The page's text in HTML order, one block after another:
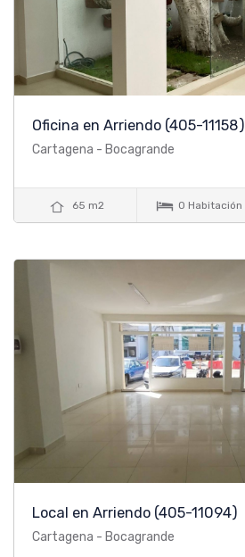
Oficina en Arriendo (405-11158)
Cartagena - Bocagrande
 65 m2  0 Habitación
Local en Arriendo (405-11094)
Cartagena - Bocagrande